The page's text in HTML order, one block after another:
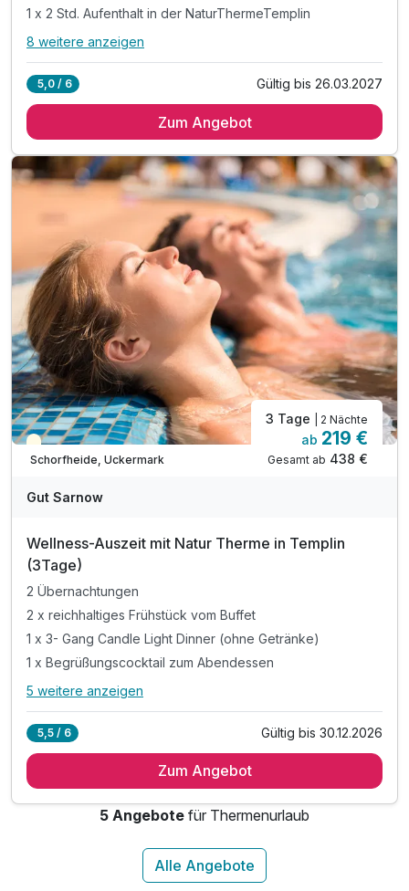
1 x 2 Std. Aufenthalt in der NaturThermeTemplin
Alle Inklusivleistungen
2 x Frühstücksbuffet mit Waffel- und Eierstation
1 x 2 Std. Aufenthalt in der NaturThermeTemplin
inkl. Saunanutzung im Hotel
inkl. Innen-Pool mit Kinderbecken, Aquafitness
inkl. Fitnessraum & Kursprogramm
inkl. vielseitiges Animationsprogramm
inkl. YOKI AHORN Kinderwelt für die kleinen Gäste
inkl. Fuß-,Basket- & Beachvolleyball,Bogenschießen
inkl. Kino, Wii-Lounge, Tischtennis,Innenspielwelt
inkl. FR & SA: Tanz- oder Discoabend an der SeaBar
8 weitere anzeigen
5,0 / 6 Gültig bis 26.03.2027
Zum Angebot
Teilweise ausgelastet
Schorfheide, Uckermark
3 Tage | 2 Nächte
ab 219 €
Gesamt ab 438 €
Gut Sarnow
Wellness-Auszeit mit Natur Therme in Templin
(3Tage)
2 Übernachtungen
2 x reichhaltiges Frühstück vom Buffet
1 x 3- Gang Candle Light Dinner (ohne Getränke)
1 x Begrüßungscocktail zum Abendessen
Alle Inklusivleistungen
2 x reichhaltiges Frühstück vom Buffet
1 x Begrüßungscocktail zum Abendessen
1 x Fl. Mineralwasser auf dem Zimmer
5 weitere anzeigen
5,5 / 6 Gültig bis 30.12.2026
Zum Angebot
5 Angebote für Thermenurlaub